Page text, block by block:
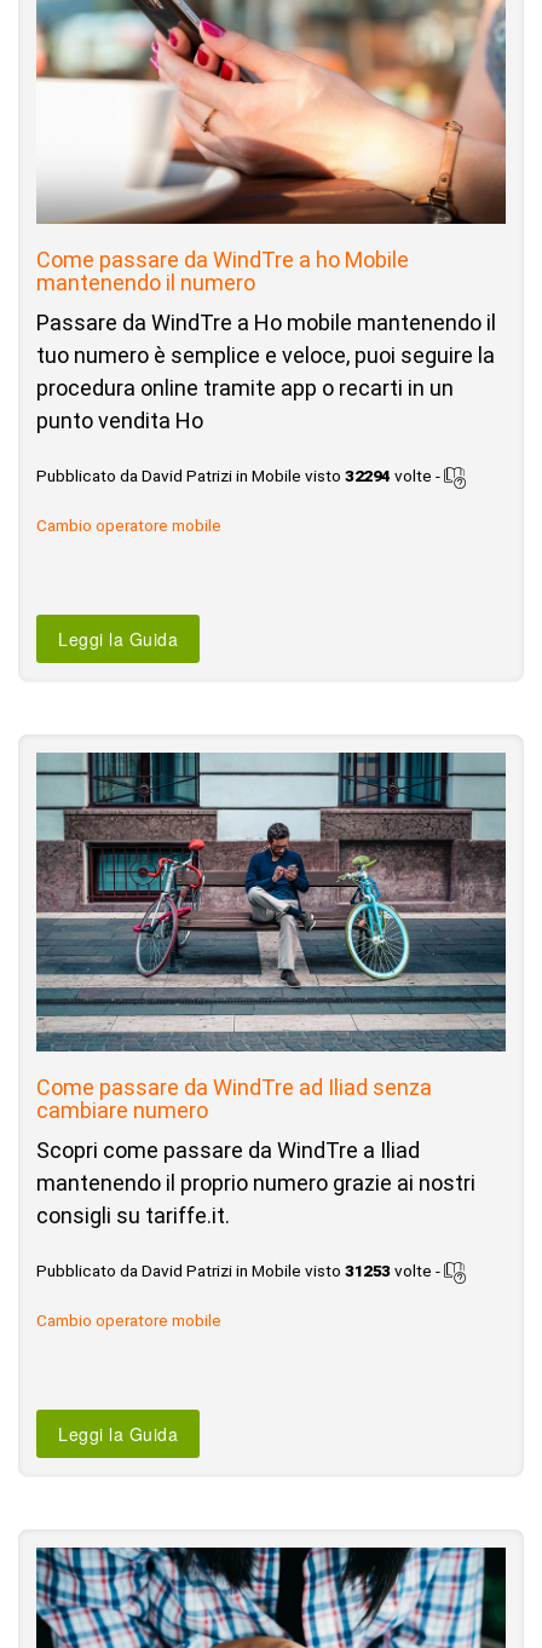
Come passare da WindTre a ho Mobile
mantenendo il numero
Passare da WindTre a Ho mobile mantenendo il
tuo numero è semplice e veloce, puoi seguire la
procedura online tramite app o recarti in un
punto vendita Ho
Pubblicato da David Patrizi in Mobile visto 32294 volte -
Cambio operatore mobile
Leggi la Guida
Come passare da WindTre ad Iliad senza
cambiare numero
Scopri come passare da WindTre a Iliad
mantenendo il proprio numero grazie ai nostri
consigli su tariffe.it.
Pubblicato da David Patrizi in Mobile visto 31253volte -
Cambio operatore mobile
Leggi la Guida